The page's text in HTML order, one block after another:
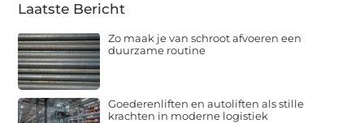
Laatste Bericht
Zo maak je van schroot afvoeren een
duurzame routine
Goederenliften en autoliften als stille
krachten in moderne logistiek